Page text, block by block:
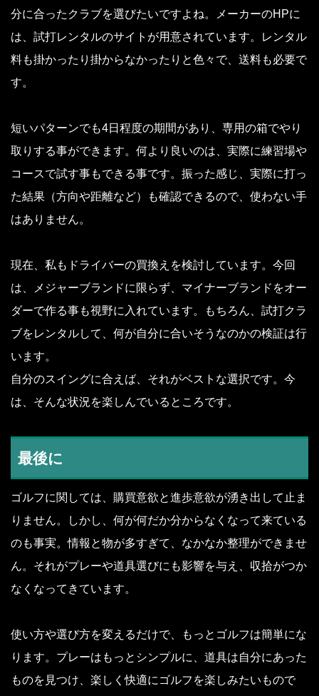
分に合ったクラブを選びたいですよね。メーカーのHPに
は、試打レンタルのサイトが用意されています。レンタル
料も掛かったり掛からなかったりと色々で、送料も必要で
す。
短いパターンでも4日程度の期間があり、専用の箱でやり
取りする事ができます。何より良いのは、実際に練習場や
コースで試す事もできる事です。振った感じ、実際に打っ
た結果（方向や距離など）も確認できるので、使わない手
はありません。
現在、私もドライバーの買換えを検討しています。今回
は、メジャーブランドに限らず、マイナーブランドをオー
ダーで作る事も視野に入れています。もちろん、試打クラ
ブをレンタルして、何が自分に合いそうなのかの検証は行
います。
自分のスイングに合えば、それがベストな選択です。今
は、そんな状況を楽しんでいるところです。
最後に
ゴルフに関しては、購買意欲と進歩意欲が湧き出して止ま
りません。しかし、何が何だか分からなくなって来ている
のも事実。情報と物が多すぎて、なかなか整理ができませ
ん。それがプレーや道具選びにも影響を与え、収拾がつか
なくなってきています。
使い方や選び方を変えるだけで、もっとゴルフは簡単にな
ります。プレーはもっとシンプルに、道具は自分にあった
ものを見つけ、楽しく快適にゴルフを楽しみたいもので